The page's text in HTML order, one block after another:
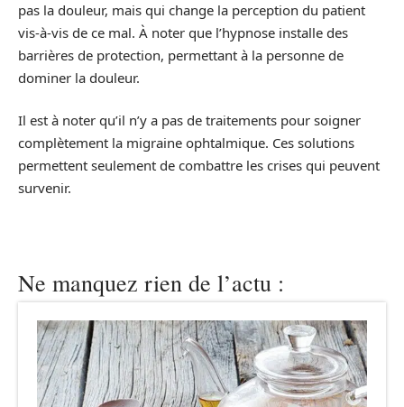
pas la douleur, mais qui change la perception du patient
vis-à-vis de ce mal. À noter que l’hypnose installe des
barrières de protection, permettant à la personne de
dominer la douleur.
Il est à noter qu’il n’y a pas de traitements pour soigner
complètement la migraine ophtalmique. Ces solutions
permettent seulement de combattre les crises qui peuvent
survenir.
Ne manquez rien de l’actu :